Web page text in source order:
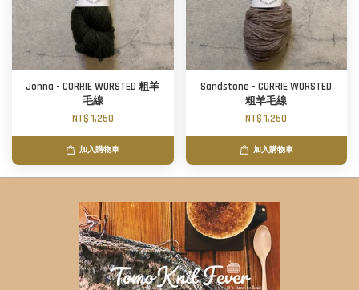
Jonna - CORRIE WORSTED 粗羊
毛線
NT$ 1,250
加入購物車
Sandstone - CORRIE WORSTED
粗羊毛線
NT$ 1,250
加入購物車